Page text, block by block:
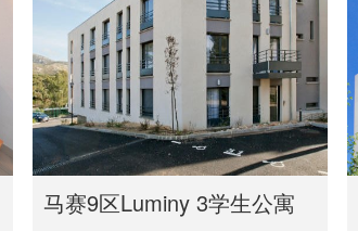
马赛9区Luminy 3学生公寓